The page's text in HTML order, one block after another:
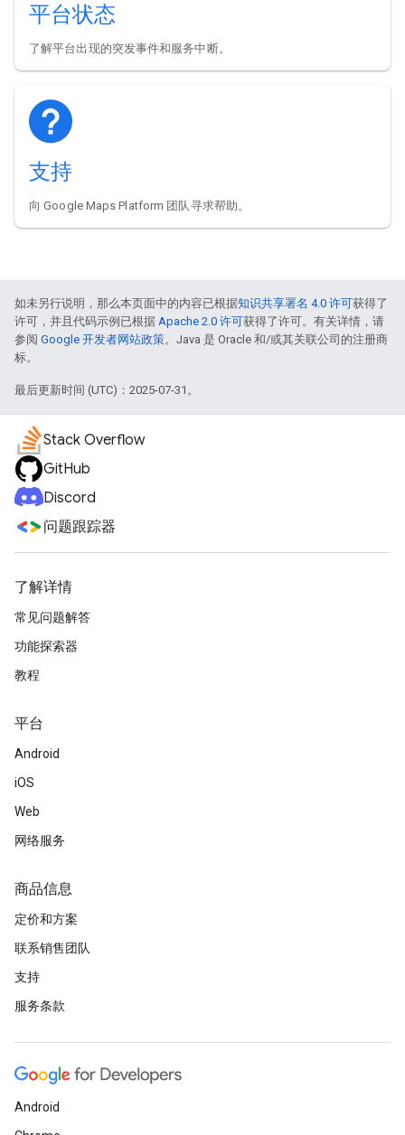
平台状态
了解平台出现的突发事件和服务中断。
支持
向 Google Maps Platform 团队寻求帮助。
如未另行说明，那么本页面中的内容已根据知识共享署名 4.0 许可获得了
许可，并且代码示例已根据 Apache 2.0 许可获得了许可。有关详情，请
参阅 Google 开发者网站政策。Java 是 Oracle 和/或其关联公司的注册商
标。
最后更新时间 (UTC)：2025-07-31。
Stack Overflow
GitHub
Discord
问题跟踪器
了解详情
常见问题解答
功能探索器
教程
平台
Android
iOS
Web
网络服务
商品信息
定价和方案
联系销售团队
支持
服务条款
Android